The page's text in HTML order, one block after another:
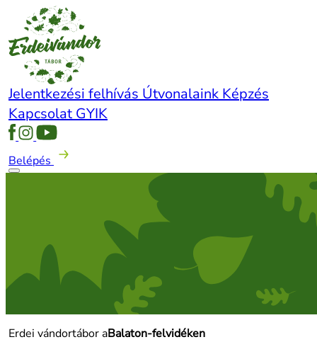
Jelentkezési felhívásÚtvonalainkKépzés
KapcsolatGYIK
Belépés
Erdei vándortábor aBalaton-felvidéken